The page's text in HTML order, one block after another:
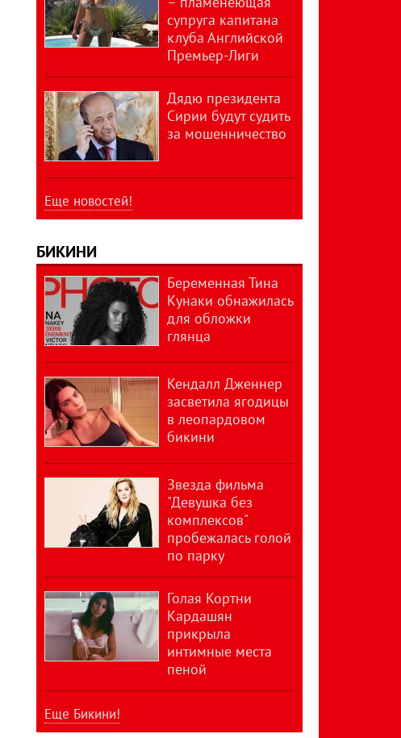
супруга капитана
клуба Английской
Премьер-Лиги
Дядю президента
Сирии будут судить
за мошенничество
Еще новостей!
БИКИНИ
Беременная Тина
Кунаки обнажилась
для обложки
глянца
Кендалл Дженнер
засветила ягодицы
в леопардовом
бикини
Звезда фильма
"Девушка без
комплексов"
пробежалась голой
по парку
Голая Кортни
Кардашян
прикрыла
интимные места
пеной
Еще Бикини!